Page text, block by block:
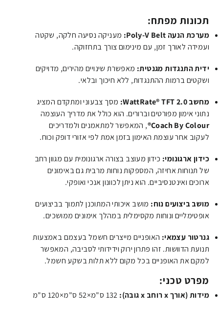
תכונות מפתח:
מערכת הנעה Poly-V Belt:
מעניקה נסיעה חלקה, שקטה
ועמידה לאורך זמן, עם מינימום צורך בתחזוקה.
ידית התנגדות מגנטית: מאפשרת שינויים מהירים, מדויקים
ושקטים ברמות ההתנגדות, ללא חיכוך ובלאי.
מחשב WattRate® TFT 2.0:
מסך צבעוני ומתקדם המציג
נתוני אימון מפורטים וברורים. הוא כולל את מדריך העוצמה
Coach By Colour® , המאפשר למתאמנים ולמדריכים
לעקוב אחר עוצמת האימון בזמן אמת לפי אזורי דופק וכוח.
כידון ארגונומי: כידון מעוצב בצורה ארגונומית עם מגוון רחב
של תנוחות אחיזה, המספקות נוחות מרבית גם באימונים
ארוכים ואינטנסיביים. הוא ניתן לכוונון אנכי ואופקי.
מושב ביצועים נוח: מושב איכותי המתוכנן לתמוך בביצועים
אופטימליים ונוחות מקסימלית במהלך אימונים ממושכים.
גנרטור עצמאי: האופניים מייצרים חשמל בעצמם באמצעות
תנועת הדוושות. זהו פתרון ירוק וידידותי לסביבה, המאפשר
למקם את האופניים בכל מקום ללא תלות בשקע חשמל.
מפרט טכני:
מידות (אורך x רוחב x גובה): 132 ס"מ×
52 ס"מ×
120 ס"מ